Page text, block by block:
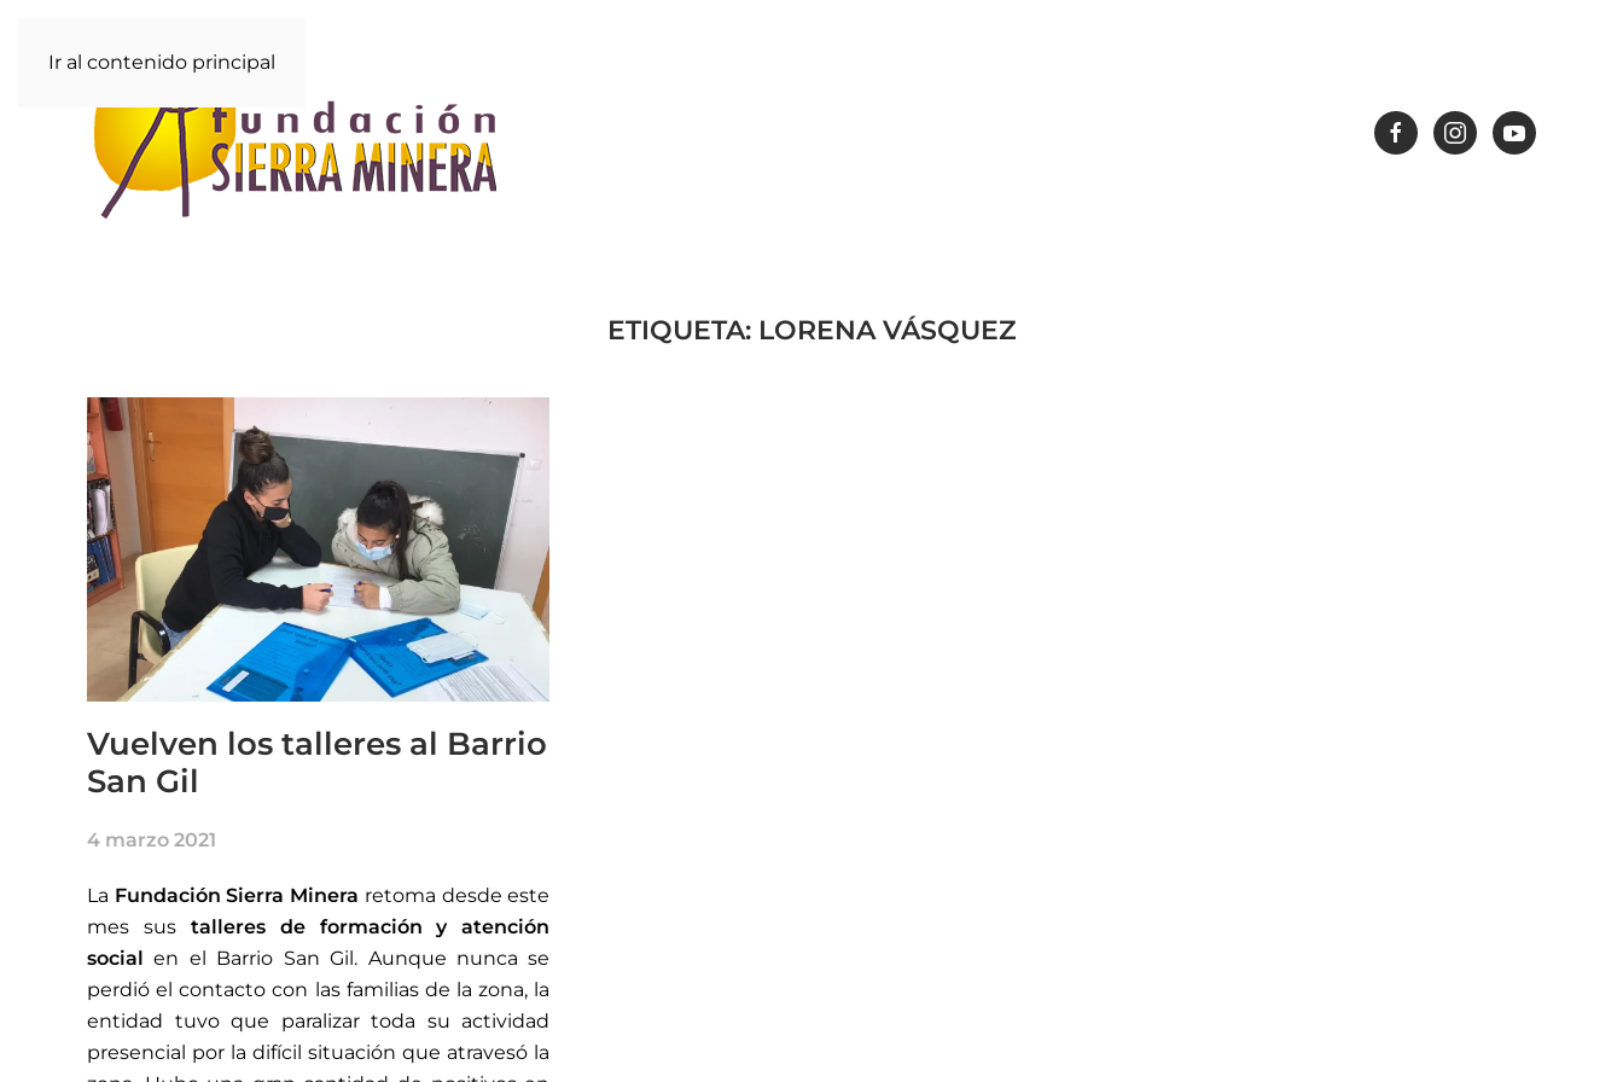
Ir al contenido principal
ETIQUETA: LORENA VÁSQUEZ
Vuelven los talleres al Barrio
San Gil
4 marzo 2021
La Fundación Sierra Minera retoma desde este
mes sus talleres de formación y atención
socialen el Barrio San Gil. Aunque nunca se
perdió el contacto con las familias de la zona, la
entidad tuvo que paralizar toda su actividad
presencial por la difícil situación que atravesó la